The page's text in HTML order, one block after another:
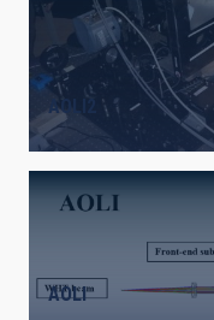
AOLI2
AOLI